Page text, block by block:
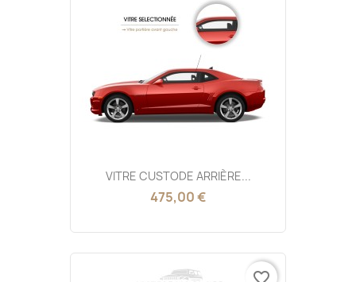
VITRE CUSTODE ARRIÈRE...
475,00 €
favorite_border